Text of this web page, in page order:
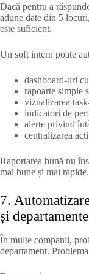
Dacă pentru a
adune date din 5
este suficient.
Un soft intern poate
dashboard-uri
rapoarte simple
vizualizarea
indicatori de
alerte privind
centralizarea
Raportarea bună nu
mai bune și mai rapide.
7.
și departamente
În multe companii,
departament.